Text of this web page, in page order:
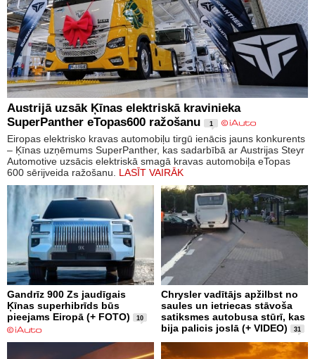
Austrijā uzsāk Ķīnas elektriskā kravinieka
SuperPanther eTopas600 ražošanu
1
Eiropas elektrisko kravas automobiļu tirgū ienācis jauns konkurents
– Ķīnas uzņēmums SuperPanther, kas sadarbībā ar Austrijas Steyr
Automotive uzsācis elektriskā smagā kravas automobiļa eTopas
600 sērijveida ražošanu. LASĪT VAIRĀK
Gandrīz 900 Zs jaudīgais
Ķīnas superhibrīds būs
pieejams Eiropā (+ FOTO)
10
Chrysler vadītājs apžilbst no
saules un ietriecas stāvoša
satiksmes autobusa stūrī, kas
bija palicis joslā (+ VIDEO)
31